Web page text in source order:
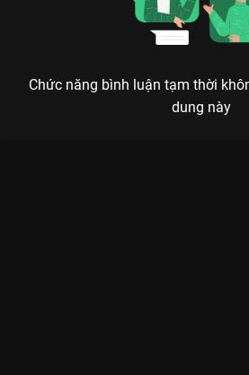
Chức năng bình luận tạm thời
dung này